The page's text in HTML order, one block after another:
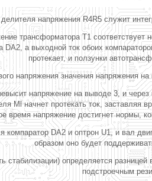
напряжения R4R5 служит
трансформатора Т1
а выходной ток обоих
протекает, и ползунки
напряжения значения напряжения
напряжение на выводе 3, и
Ml начнет протекать ток,
время напряжение достигнет нормы,
компаратор DA2 и оптрон U1, и вал
образом оно будет
стабилизации) определяется
подстроечным